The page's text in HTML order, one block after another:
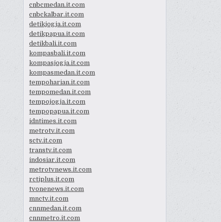
cnbcmedan.it.com
cnbckalbar.it.com
detikjogja.it.com
detikpapua.it.com
detikbali.it.com
kompasbali.it.com
kompasjogja.it.com
kompasmedan.it.com
tempoharian.it.com
tempomedan.it.com
tempojogja.it.com
tempopapua.it.com
idntimes.it.com
metrotv.it.com
sctv.it.com
transtv.it.com
indosiar.it.com
metrotvnews.it.com
rctiplus.it.com
tvonenews.it.com
mnctv.it.com
cnnmedan.it.com
cnnmetro.it.com